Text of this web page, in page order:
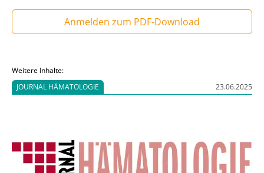
Anmelden zum PDF‑Download
Weitere Inhalte:
JOURNAL HÄMATOLOGIE
23.06.2025